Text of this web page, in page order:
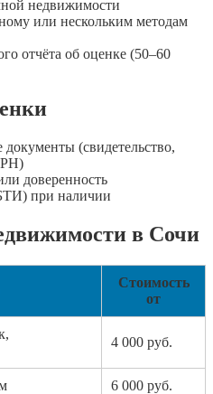
недвижимости
или нескольким методам
отчёта об оценке (50–60
(свидетельство,
доверенность
при наличии
в Сочи
Стоимость
от
4 000 руб.
6 000 руб.